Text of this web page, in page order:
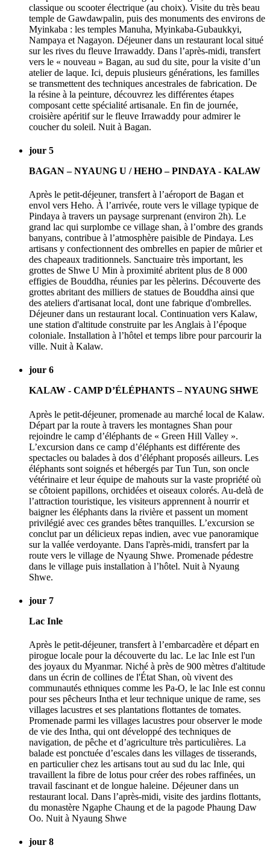
classique ou scooter électrique (au choix). Visite du très beau
temple de Gawdawpalin, puis des monuments des environs de
Myinkaba : les temples Manuha, Myinkaba-Gubaukkyi,
Nampaya et Nagayon. Déjeuner dans un restaurant local situé
sur les rives du fleuve Irrawaddy. Dans l’après-midi, transfert
vers le « nouveau » Bagan, au sud du site, pour la visite d’un
atelier de laque. Ici, depuis plusieurs générations, les familles
se transmettent des techniques ancestrales de fabrication. De
la résine à la peinture, découvrez les différentes étapes
composant cette spécialité artisanale. En fin de journée,
croisière apéritif sur le fleuve Irrawaddy pour admirer le
coucher du soleil. Nuit à Bagan.
jour 5
BAGAN – NYAUNG U / HEHO – PINDAYA - KALAW
Après le petit-déjeuner, transfert à l’aéroport de Bagan et
envol vers Heho. À l’arrivée, route vers le village typique de
Pindaya à travers un paysage surprenant (environ 2h). Le
grand lac qui surplombe ce village shan, à l’ombre des grands
banyans, contribue à l’atmosphère paisible de Pindaya. Les
artisans y confectionnent des ombrelles en papier de mûrier et
des chapeaux traditionnels. Sanctuaire très important, les
grottes de Shwe U Min à proximité abritent plus de 8 000
effigies de Bouddha, réunies par les pèlerins. Découverte des
grottes abritant des milliers de statues de Bouddha ainsi que
des ateliers d'artisanat local, dont une fabrique d'ombrelles.
Déjeuner dans un restaurant local. Continuation vers Kalaw,
une station d'altitude construite par les Anglais à l’époque
coloniale. Installation à l’hôtel et temps libre pour parcourir la
ville. Nuit à Kalaw.
jour 6
KALAW - CAMP D’ÉLÉPHANTS – NYAUNG SHWE
Après le petit-déjeuner, promenade au marché local de Kalaw.
Départ par la route à travers les montagnes Shan pour
rejoindre le camp d’éléphants de « Green Hill Valley ».
L’excursion dans ce camp d’éléphants est différente des
spectacles ou balades à dos d’éléphant proposés ailleurs. Les
éléphants sont soignés et hébergés par Tun Tun, son oncle
vétérinaire et leur équipe de mahouts sur la vaste propriété où
se côtoient papillons, orchidées et oiseaux colorés. Au-delà de
l’attraction touristique, les visiteurs apprennent à nourrir et
baigner les éléphants dans la rivière et passent un moment
privilégié avec ces grandes bêtes tranquilles. L’excursion se
conclut par un délicieux repas indien, avec vue panoramique
sur la vallée verdoyante. Dans l'après-midi, transfert par la
route vers le village de Nyaung Shwe. Promenade pédestre
dans le village puis installation à l’hôtel. Nuit à Nyaung
Shwe.
jour 7
Lac Inle
Après le petit-déjeuner, transfert à l’embarcadère et départ en
pirogue locale pour la découverte du lac. Le lac Inle est l'un
des joyaux du Myanmar. Niché à près de 900 mètres d'altitude
dans un écrin de collines de l'État Shan, où vivent des
communautés ethniques comme les Pa-O, le lac Inle est connu
pour ses pêcheurs Intha et leur technique unique de rame, ses
villages lacustres et ses plantations flottantes de tomates.
Promenade parmi les villages lacustres pour observer le mode
de vie des Intha, qui ont développé des techniques de
navigation, de pêche et d’agriculture très particulières. La
balade est ponctuée d’escales dans les villages de tisserands,
en particulier chez les artisans tout au sud du lac Inle, qui
travaillent la fibre de lotus pour créer des robes raffinées, un
travail fascinant et de longue haleine. Déjeuner dans un
restaurant local. Dans l’après-midi, visite des jardins flottants,
du monastère Ngaphe Chaung et de la pagode Phaung Daw
Oo. Nuit à Nyaung Shwe
jour 8